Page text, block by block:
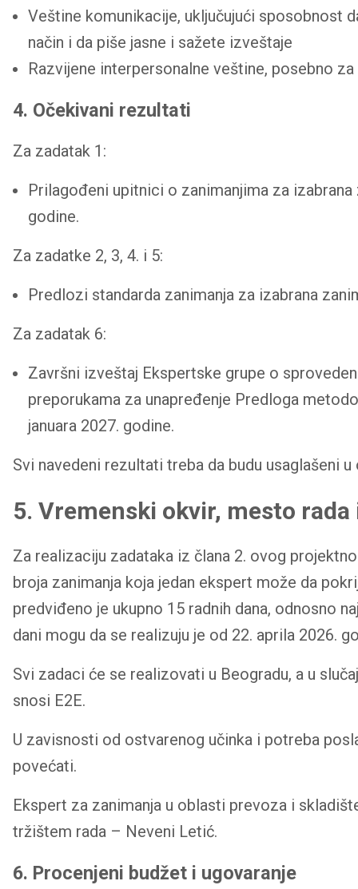
Veštine komunikacije, uključujući sposobnost
način i da piše jasne i sažete izveštaje
Razvijene interpersonalne veštine, posebno
4. Očekivani rezultati
Za zadatak 1:
Prilagođeni upitnici o zanimanjima za
godine.
Za zadatke 2, 3, 4. i 5:
Predlozi standarda zanimanja za izabrana
Za zadatak 6:
Završni izveštaj Ekspertske grupe o
preporukama za unapređenje Predloga
januara 2027. godine.
Svi navedeni rezultati treba da budu usaglašeni
5. Vremenski okvir, mesto
Za realizaciju zadataka iz člana 2. ovog
broja zanimanja koja jedan ekspert može da
predviđeno je ukupno 15 radnih dana, odnosno
dani mogu da se realizuju je od 22. aprila 2026.
Svi zadaci će se realizovati u Beogradu, a u
snosi E2E.
U zavisnosti od ostvarenog učinka i potreba
povećati.
Ekspert za zanimanja u oblasti prevoza i
tržištem rada – Neveni Letić.
6. Procenjeni budžet i ugovaranje